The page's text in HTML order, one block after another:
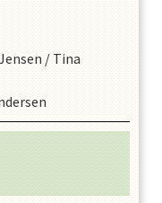
/ Tina